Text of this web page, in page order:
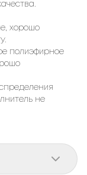
хорошо
полиэфирное
не